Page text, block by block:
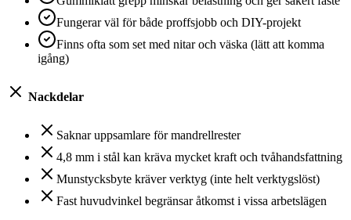
Fungerar väl för både proffsjobb och DIY-projekt
Finns ofta som set med nitar och väska (lätt att komma
igång)
Nackdelar
Saknar uppsamlare för mandrellrester
4,8 mm i stål kan kräva mycket kraft och tvåhandsfattning
Munstycksbyte kräver verktyg (inte helt verktygslöst)
Fast huvudvinkel begränsar åtkomst i vissa arbetslägen